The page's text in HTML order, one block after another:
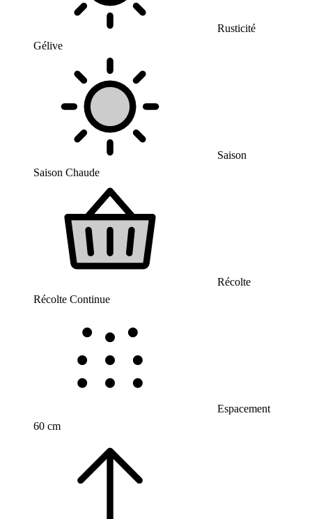
Rusticité
Gélive
Saison
Saison Chaude
Récolte
Récolte Continue
Espacement
60 cm